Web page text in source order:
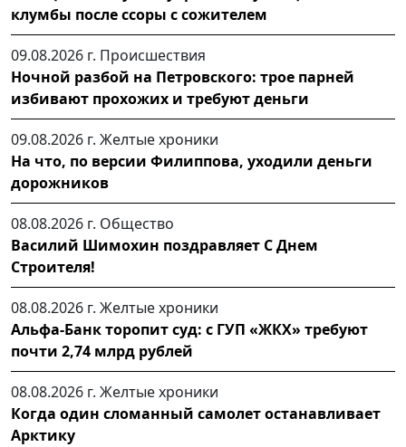
клумбы после ссоры с сожителем
09.08.2026 г. Происшествия
Ночной разбой на Петровского: трое парней
избивают прохожих и требуют деньги
09.08.2026 г. Желтые хроники
На что, по версии Филиппова, уходили деньги
дорожников
08.08.2026 г. Общество
Василий Шимохин поздравляет С Днем
Строителя!
08.08.2026 г. Желтые хроники
Альфа-Банк торопит суд: с ГУП «ЖКХ» требуют
почти 2,74 млрд рублей
08.08.2026 г. Желтые хроники
Когда один сломанный самолет останавливает
Арктику